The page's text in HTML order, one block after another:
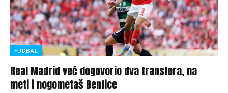
FUDBAL
Real Madrid već dogovorio dva transfera, na
meti i nogometaš Benfice